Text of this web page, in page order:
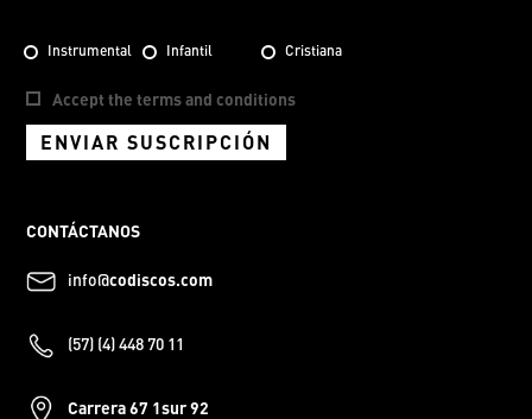
Instrumental Infantil Cristiana
Accept the terms and conditions
ENVIAR SUSCRIPCIÓN
CONTÁCTANOS
info@codiscos.com
(57) (4) 448 70 11
Carrera 67 1sur 92